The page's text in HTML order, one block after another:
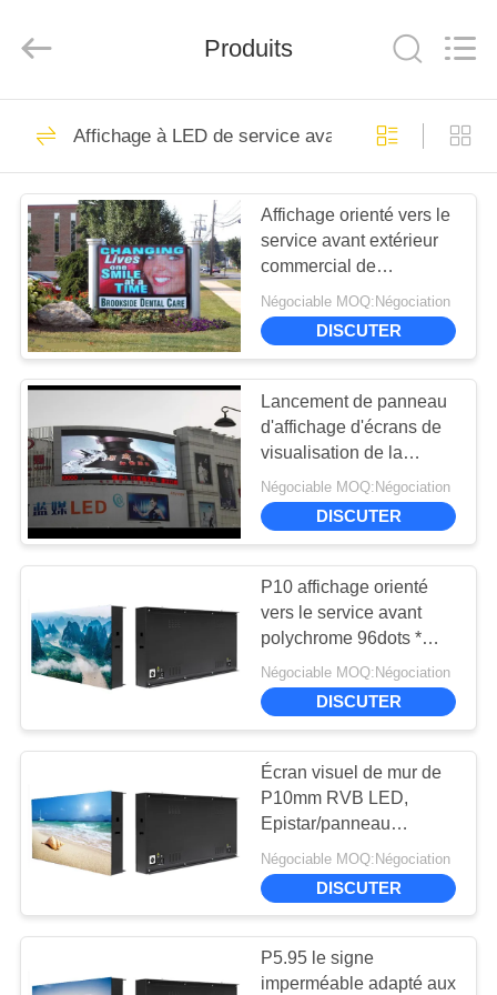
MAISON
PRODUITS
VIDÉOS
VR
SHOW
AU
SUJET
DE
NOUS
VISITE
D'USINE
DE
QUALITÉ
CONTACTEZ-
NOUVELLES
Management
Services
Affichage LED à
haute luminosité
Affichage LED
publicitaire
12
affichage mené
polychrome
Affichage LED de
pitch à petit pixel
Produits
Affichage à LED de service avant
Affichage orienté vers le
service avant extérieur
commercial de
l'IMMERSION P10 pour
la publicité
Négociable MOQ:Négociation
DISCUTER
Lancement de panneau
d'affichage d'écrans de
visualisation de la
publicité de Digital de
service de l'avant P10
petit
Négociable MOQ:Négociation
DISCUTER
P10 affichage orienté
vers le service avant
polychrome 96dots *
96dots résolution
1920Hz
Négociable MOQ:Négociation
DISCUTER
Écran visuel de mur de
P10mm RVB LED,
Epistar/panneau
affichage numérique de
Silan
Négociable MOQ:Négociation
DISCUTER
P5.95 le signe
imperméable adapté aux